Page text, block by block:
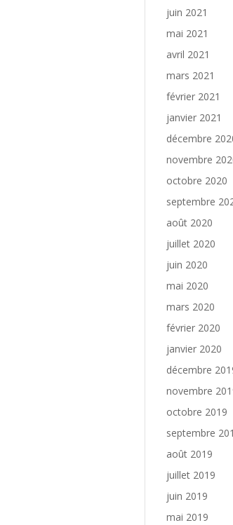
juin 2021
mai 2021
avril 2021
mars 2021
février 2021
janvier 2021
décembre
novembre
octobre 2020
septembre
août 2020
juillet 2020
juin 2020
mai 2020
mars 2020
février 2020
janvier 2020
décembre
novembre
octobre 2019
septembre
août 2019
juillet 2019
juin 2019
mai 2019